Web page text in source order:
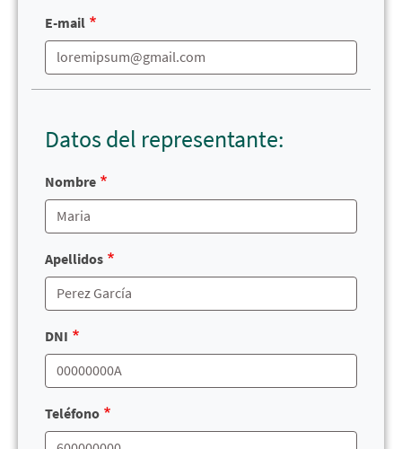
E-mail
Datos del representante:
Nombre
Apellidos
DNI
Teléfono